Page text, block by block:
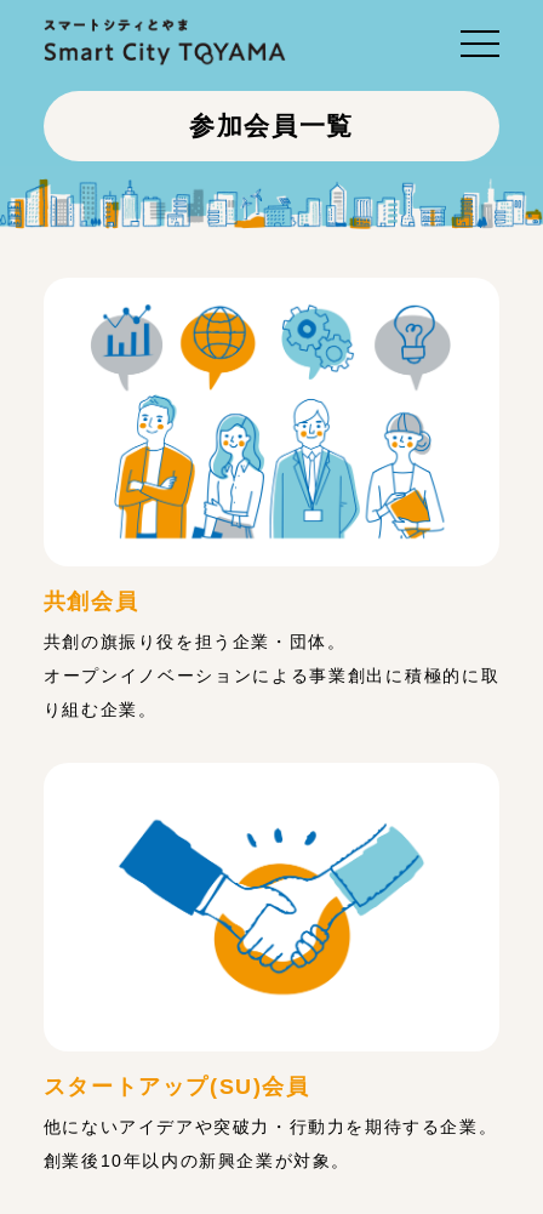
参加会員一覧
共創会員
共創の旗振り役を担う企業・団体。
オープンイノベーションによる事業創出に積極的に取
り組む企業。
スタートアップ(SU)会員
他にないアイデアや突破力・行動力を期待する企業。
創業後10年以内の新興企業が対象。